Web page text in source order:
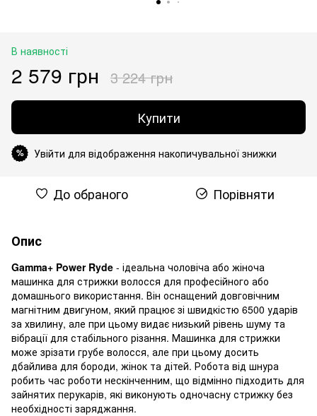
В наявності
2 579 грн 3 224 грн
Купити
% Увійти для відображення накопичувальної знижки
До обраного Порівняти
Опис
Gamma+ Power Ryde - ідеальна чоловіча або жіноча
машинка для стрижки волосся для професійного або
домашнього використання. Він оснащений довговічним
магнітним двигуном, який працює зі швидкістю 6500 ударів
за хвилину, але при цьому видає низький рівень шуму та
вібрації для стабільного різання. Машинка для стрижки
може зрізати грубе волосся, але при цьому досить
дбайлива для бороди, жінок та дітей. Робота від шнура
робить час роботи нескінченним, що відмінно підходить для
зайнятих перукарів, які виконують одночасну стрижку без
необхідності заряджання.